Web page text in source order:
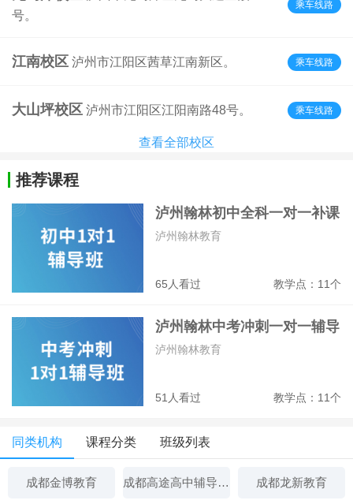
号。
乘车线路
江南校区 泸州市江阳区茜草江南新区。 乘车线路
大山坪校区 泸州市江阳区江阳南路48号。 乘车线路
查看全部校区
推荐课程
泸州翰林初中全科一对一补课
班
65人看过 教学点：11个
泸州翰林教育
泸州翰林中考冲刺一对一辅导
班
51人看过 教学点：11个
泸州翰林教育
同类机构 课程分类 班级列表
成都金博教育 成都高途高中辅导机构 成都龙新教育